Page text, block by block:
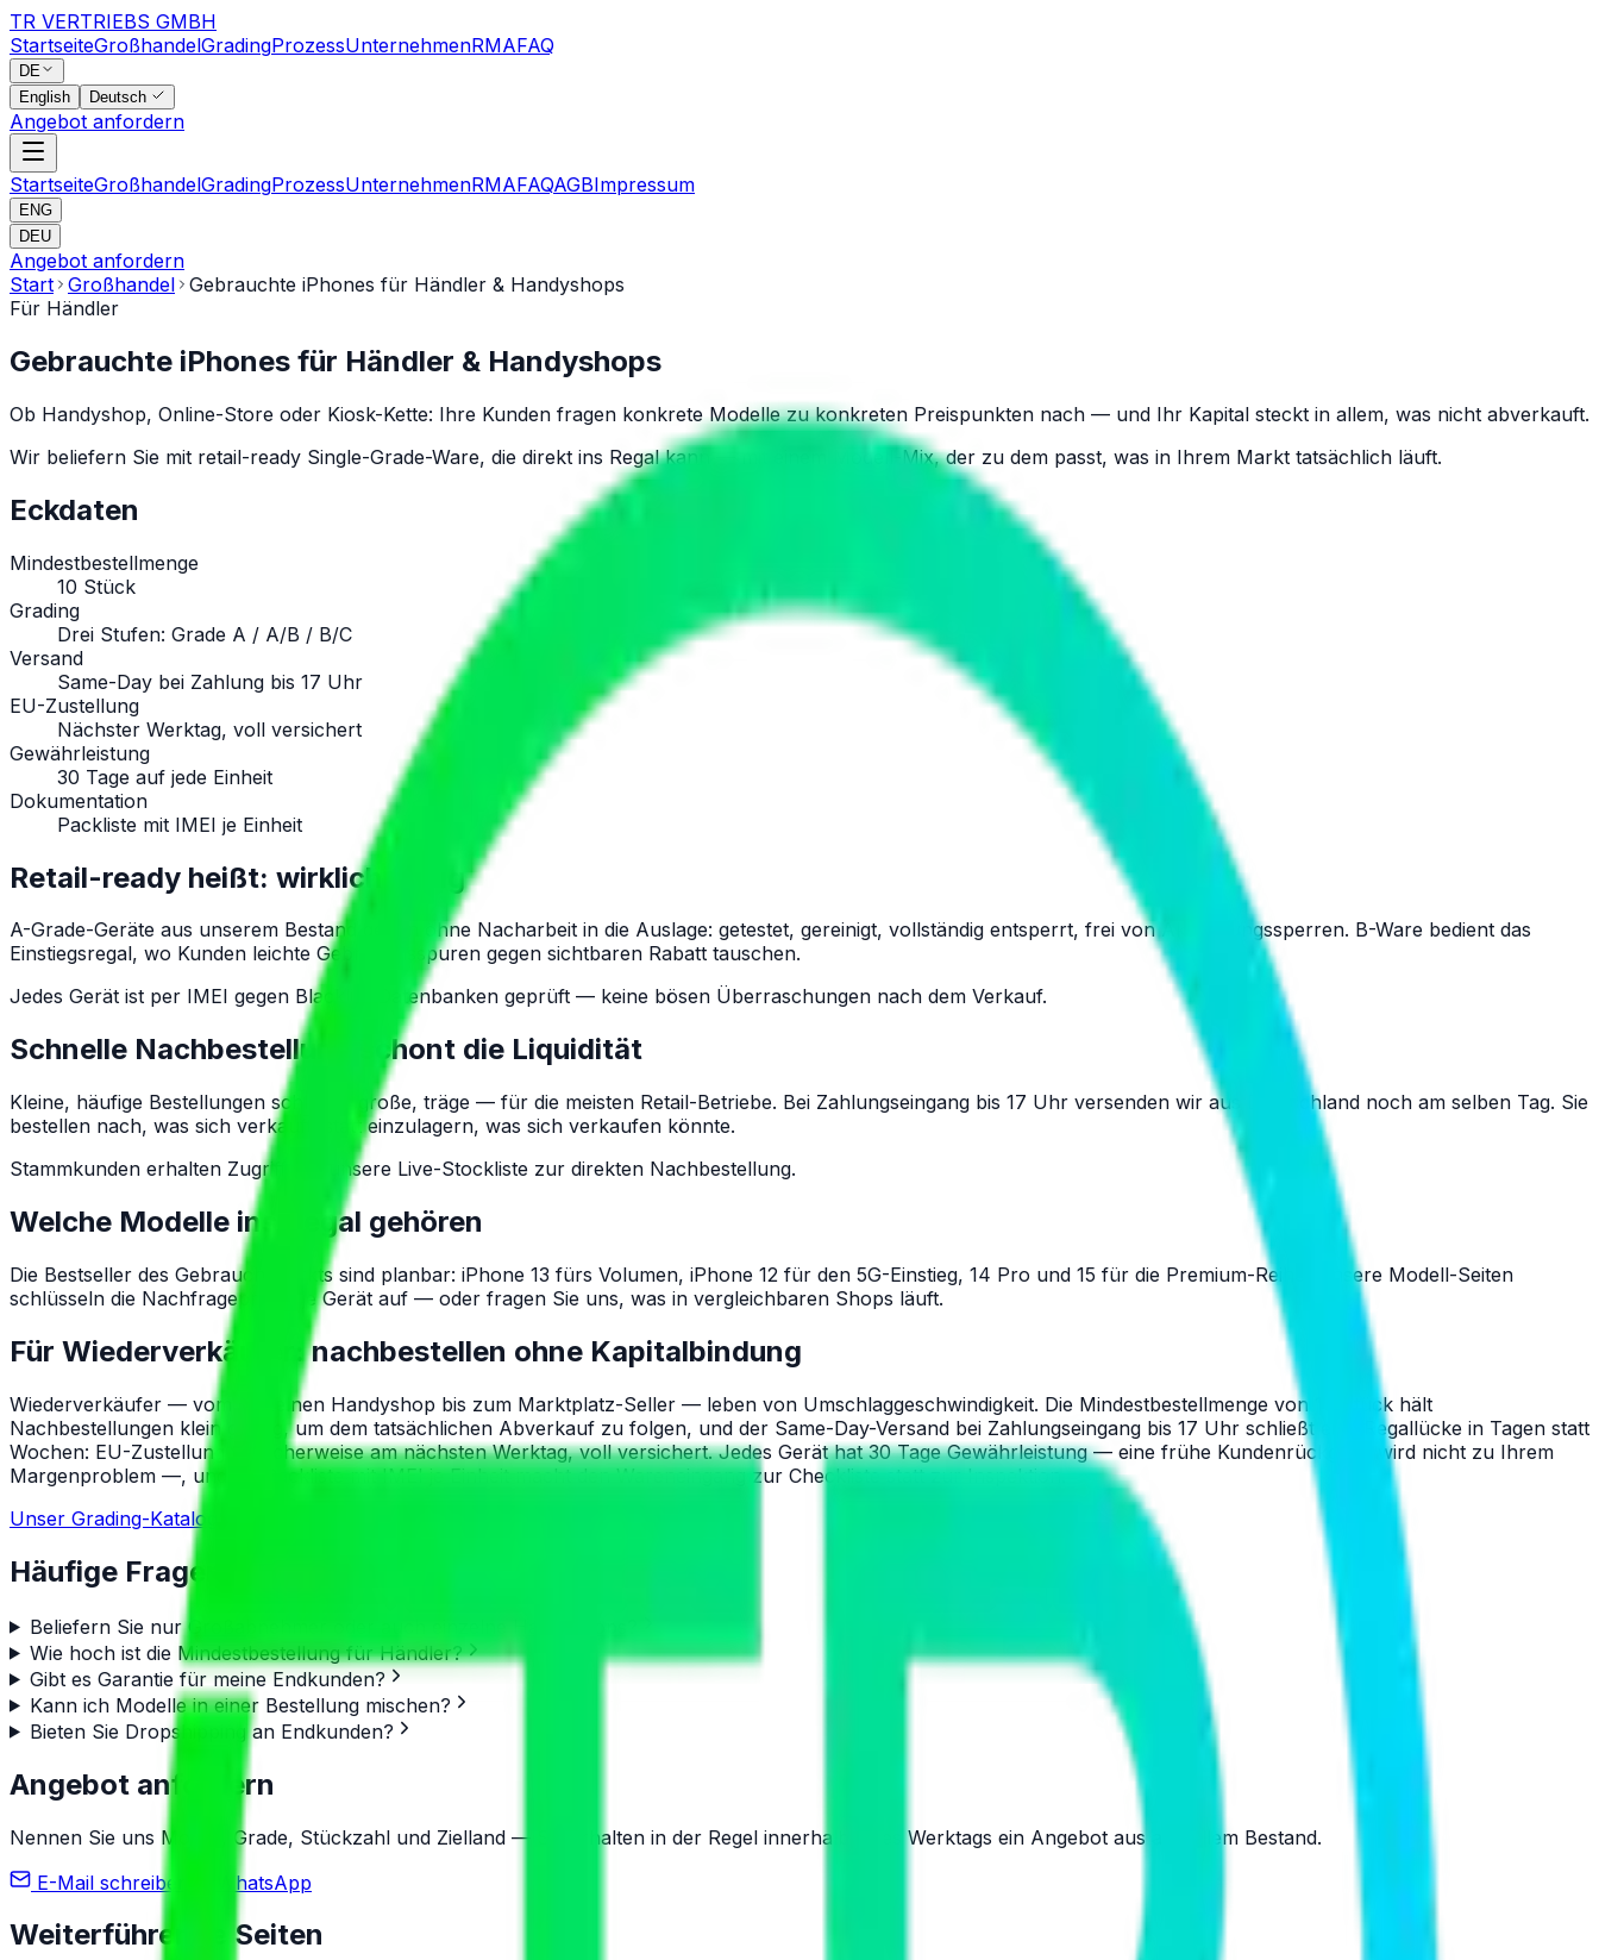
TR VERTRIEBS GMBH
StartseiteGroßhandelGradingProzessUnternehmenRMAFAQ
DE
English
Deutsch
Angebot anfordern
StartseiteGroßhandelGradingProzessUnternehmenRMAFAQAGBImpressum
ENG
DEU
Angebot anfordern
Start Großhandel Gebrauchte iPhones für Händler & Handyshops
Für Händler
Gebrauchte iPhones für Händler & Handyshops
Ob Handyshop, Online-Store oder Kiosk-Kette: Ihre Kunden fragen konkrete Modelle zu konkreten Preispunkten nach — und Ihr Kapital steckt in allem, was nicht abverkauft.
Wir beliefern Sie mit retail-ready Single-Grade-Ware, die direkt ins Regal kann — mit einem Modell-Mix, der zu dem passt, was in Ihrem Markt tatsächlich läuft.
Eckdaten
Mindestbestellmenge
10 Stück
Grading
Drei Stufen: Grade A / A/B / B/C
Versand
Same-Day bei Zahlung bis 17 Uhr
EU-Zustellung
Nächster Werktag, voll versichert
Gewährleistung
30 Tage auf jede Einheit
Dokumentation
Packliste mit IMEI je Einheit
Retail-ready heißt: wirklich fertig
A-Grade-Geräte aus unserem Bestand gehen ohne Nacharbeit in die Auslage: getestet, gereinigt, vollständig entsperrt, frei von Aktivierungssperren. B-Ware bedient das
Einstiegsregal, wo Kunden leichte Gebrauchsspuren gegen sichtbaren Rabatt tauschen.
Jedes Gerät ist per IMEI gegen Blacklist-Datenbanken geprüft — keine bösen Überraschungen nach dem Verkauf.
Schnelle Nachbestellung schont die Liquidität
Kleine, häufige Bestellungen schlagen große, träge — für die meisten Retail-Betriebe. Bei Zahlungseingang bis 17 Uhr versenden wir aus Deutschland noch am selben Tag. Sie
bestellen nach, was sich verkauft, statt einzulagern, was sich verkaufen könnte.
Stammkunden erhalten Zugriff auf unsere Live-Stockliste zur direkten Nachbestellung.
Welche Modelle ins Regal gehören
Die Bestseller des Gebrauchtmarkts sind planbar: iPhone 13 fürs Volumen, iPhone 12 für den 5G-Einstieg, 14 Pro und 15 für die Premium-Reihe. Unsere Modell-Seiten
schlüsseln die Nachfrageprofile je Gerät auf — oder fragen Sie uns, was in vergleichbaren Shops läuft.
Für Wiederverkäufer: nachbestellen ohne Kapitalbindung
Wiederverkäufer — vom einzelnen Handyshop bis zum Marktplatz-Seller — leben von Umschlaggeschwindigkeit. Die Mindestbestellmenge von 10 Stück hält
Nachbestellungen klein genug, um dem tatsächlichen Abverkauf zu folgen, und der Same-Day-Versand bei Zahlungseingang bis 17 Uhr schließt eine Regallücke in Tagen statt
Wochen: EU-Zustellung typischerweise am nächsten Werktag, voll versichert. Jedes Gerät hat 30 Tage Gewährleistung — eine frühe Kundenrückgabe wird nicht zu Ihrem
Margenproblem —, und die Packliste mit IMEI je Einheit macht den Wareneingang zur Checkliste statt zur Inspektion.
Unser Grading-Katalog
Häufige Fragen
Beliefern Sie nur Großabnehmer oder auch einzelne Handyshops?
Wie hoch ist die Mindestbestellung für Händler?
Gibt es Garantie für meine Endkunden?
Kann ich Modelle in einer Bestellung mischen?
Bieten Sie Dropshipping an Endkunden?
Angebot anfordern
Nennen Sie uns Modell, Grade, Stückzahl und Zielland — Sie erhalten in der Regel innerhalb eines Werktags ein Angebot aus aktuellem Bestand.
E-Mail schreiben
WhatsApp
Weiterführende Seiten